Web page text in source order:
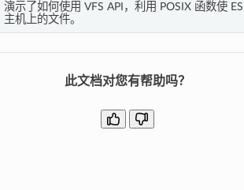
演示了如何使用 VFS API，利用 POSIX 函数使
主机上的文件。
此文档对您有帮助吗？